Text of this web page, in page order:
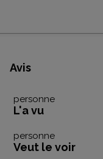
Avis
personne
L'a vu
personne
Veut le voir